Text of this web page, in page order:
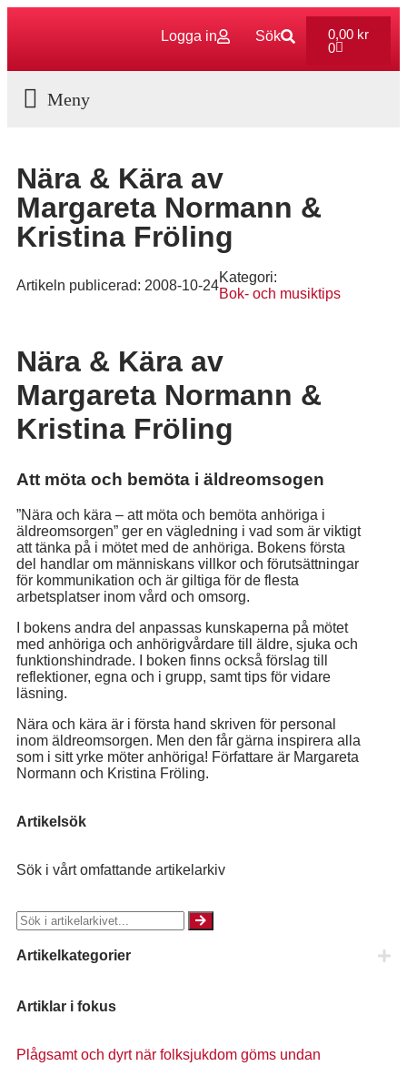
Logga in Sök 0,00 kr
0
Nära & Kära av
Margareta Normann &
Kristina Fröling
Artikeln publicerad: 2008-10-24
Kategori:
Bok- och musiktips
Nära & Kära av
Margareta Normann &
Kristina Fröling
Att möta och bemöta i äldreomsogen
”Nära och kära – att möta och bemöta anhöriga i
äldreomsorgen” ger en vägledning i vad som är viktigt
att tänka på i mötet med de anhöriga. Bokens första
del handlar om människans villkor och förutsättningar
för kommunikation och är giltiga för de flesta
arbetsplatser inom vård och omsorg.
I bokens andra del anpassas kunskaperna på mötet
med anhöriga och anhörigvårdare till äldre, sjuka och
funktionshindrade. I boken finns också förslag till
reflektioner, egna och i grupp, samt tips för vidare
läsning.
Nära och kära är i första hand skriven för personal
inom äldreomsorgen. Men den får gärna inspirera alla
som i sitt yrke möter anhöriga! Författare är Margareta
Normann och Kristina Fröling.
Artikelsök
Sök i vårt omfattande artikelarkiv
Artikelkategorier
Artiklar i fokus
Plågsamt och dyrt när folksjukdom göms undan